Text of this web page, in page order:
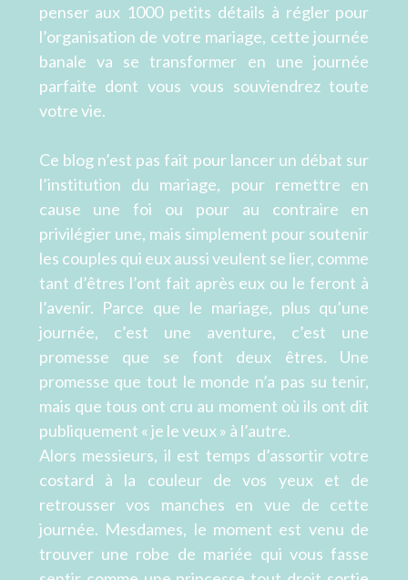
penser aux 1000 petits détails à régler pour
l’organisation de votre mariage, cette journée
banale va se transformer en une journée
parfaite dont vous vous souviendrez toute
votre vie.
Ce blog n’est pas fait pour lancer un débat sur
l’institution du mariage, pour remettre en
cause une foi ou pour au contraire en
privilégier une, mais simplement pour soutenir
les couples qui eux aussi veulent se lier, comme
tant d’êtres l’ont fait après eux ou le feront à
l’avenir. Parce que le mariage, plus qu’une
journée, c’est une aventure, c’est une
promesse que se font deux êtres. Une
promesse que tout le monde n’a pas su tenir,
mais que tous ont cru au moment où ils ont dit
publiquement « je le veux » à l’autre.
Alors messieurs, il est temps d’assortir votre
costard à la couleur de vos yeux et de
retrousser vos manches en vue de cette
journée. Mesdames, le moment est venu de
trouver une robe de mariée qui vous fasse